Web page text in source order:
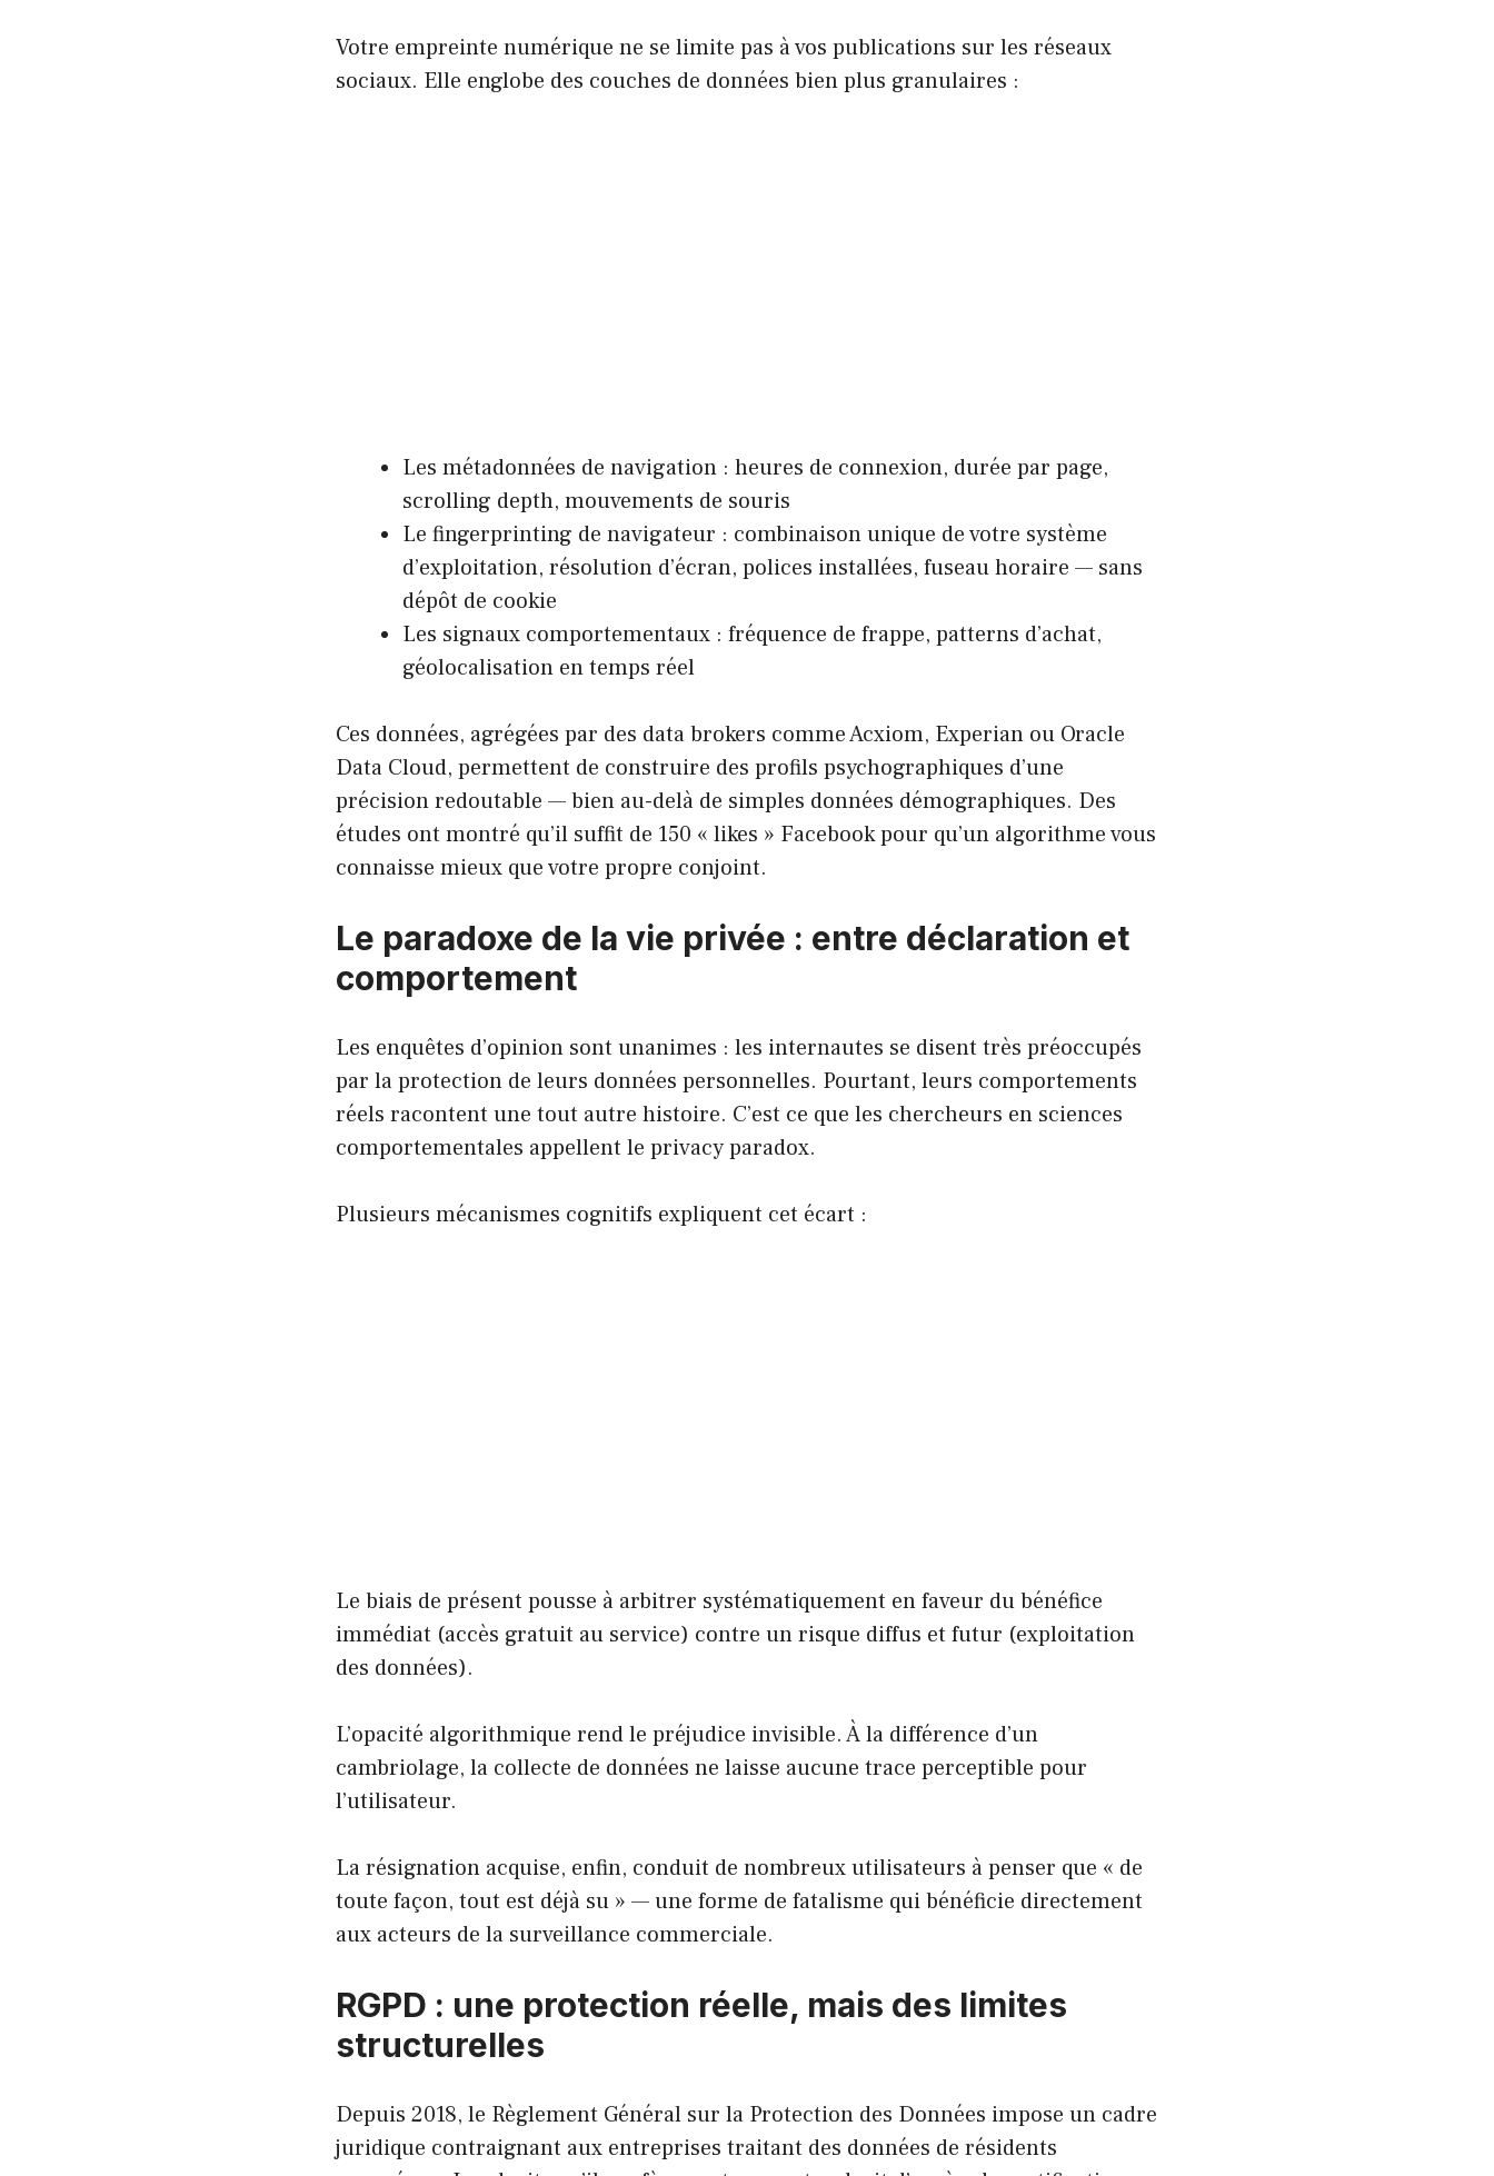
Votre empreinte numérique ne se limite pas à vos publications sur les réseaux
sociaux. Elle englobe des couches de données bien plus granulaires :
Les métadonnées de navigation : heures de connexion, durée par page,
scrolling depth, mouvements de souris
Le fingerprinting de navigateur : combinaison unique de votre système
d’exploitation, résolution d’écran, polices installées, fuseau horaire — sans
dépôt de cookie
Les signaux comportementaux : fréquence de frappe, patterns d’achat,
géolocalisation en temps réel
Ces données, agrégées par des data brokers comme Acxiom, Experian ou Oracle
Data Cloud, permettent de construire des profils psychographiques d’une
précision redoutable — bien au-delà de simples données démographiques. Des
études ont montré qu’il suffit de 150 « likes » Facebook pour qu’un algorithme vous
connaisse mieux que votre propre conjoint.
Le paradoxe de la vie privée : entre déclaration et
comportement
Les enquêtes d’opinion sont unanimes : les internautes se disent très préoccupés
par la protection de leurs données personnelles. Pourtant, leurs comportements
réels racontent une tout autre histoire. C’est ce que les chercheurs en sciences
comportementales appellent le privacy paradox.
Plusieurs mécanismes cognitifs expliquent cet écart :
Le biais de présent pousse à arbitrer systématiquement en faveur du bénéfice
immédiat (accès gratuit au service) contre un risque diffus et futur (exploitation
des données).
L’opacité algorithmique rend le préjudice invisible. À la différence d’un
cambriolage, la collecte de données ne laisse aucune trace perceptible pour
l’utilisateur.
La résignation acquise, enfin, conduit de nombreux utilisateurs à penser que « de
toute façon, tout est déjà su » — une forme de fatalisme qui bénéficie directement
aux acteurs de la surveillance commerciale.
RGPD : une protection réelle, mais des limites
structurelles
Depuis 2018, le Règlement Général sur la Protection des Données impose un cadre
juridique contraignant aux entreprises traitant des données de résidents